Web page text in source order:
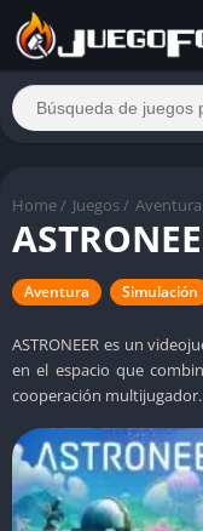
Home / Juegos / Aventura
Aventura Simulación
ASTRONEER es un
en el espacio que
cooperación multijugador.